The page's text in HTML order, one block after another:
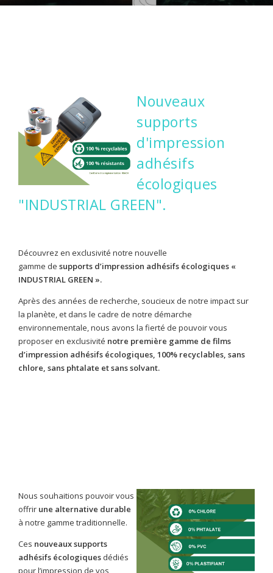
Nouveaux
supports
d'impression
adhésifs
écologiques
"INDUSTRIAL GREEN".
Découvrez en exclusivité notre nouvelle
gamme de supports d’impression adhésifs écologiques «
INDUSTRIAL GREEN ».
Après des années de recherche, soucieux de notre impact sur
la planète, et dans le cadre de notre démarche
environnementale, nous avons la fierté de pouvoir vous
proposer en exclusivité notre première gamme de films
d’impression adhésifs écologiques, 100% recyclables, sans
chlore, sans phtalate et sans solvant.
Nous souhaitions pouvoir vous
offrir une alternative durable
à notre gamme traditionnelle.
Ces nouveaux supports
adhésifs écologiques dédiés
pour l’impression de vos